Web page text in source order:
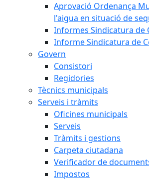
Aprovació Ordenança
l'aigua en situació de
Informes Sindicatura de
Informe Sindicatura de
Govern
Consistori
Regidories
Tècnics municipals
Serveis i tràmits
Oficines municipals
Serveis
Tràmits i gestions
Carpeta ciutadana
Verificador de
Impostos